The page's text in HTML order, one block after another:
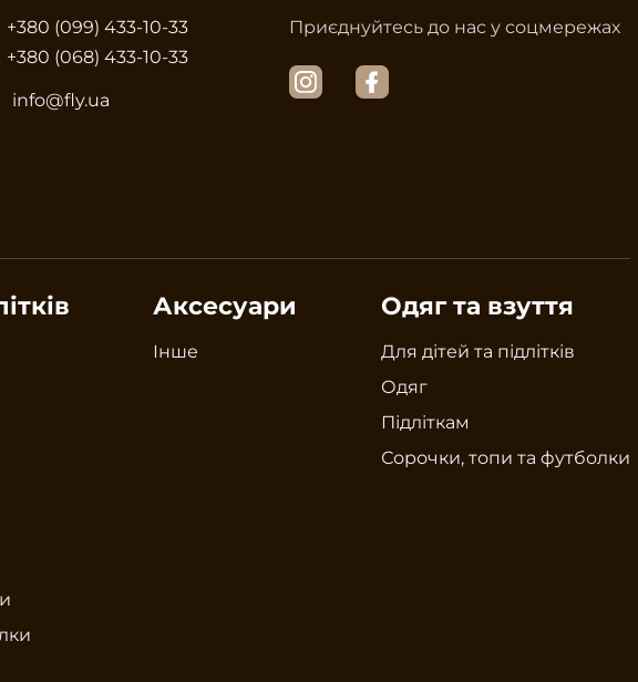
+380 (099) 433-10-33
+380 (068) 433-10-33
info@fly.ua
Приєднуйтесь до нас у соцмережах
Аксесуари
Інше
Одяг та взуття
Для дітей та підлітків
Одяг
Підліткам
Сорочки, топи та футболки